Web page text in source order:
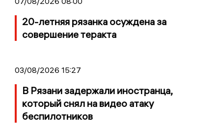
20-летняя рязанка осуждена за
совершение теракта
03/08/2026 15:27
В Рязани задержали иностранца,
который снял на видео атаку
беспилотников